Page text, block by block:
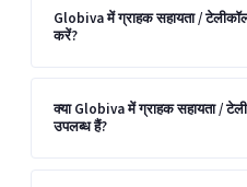
Globiva में ग्राहक सहायता /
करें?
क्या Globiva में ग्राहक सहायता /
उपलब्ध हैं?